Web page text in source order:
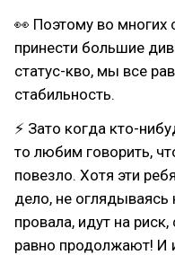
👀 Поэтому во многих
принести большие
статус-кво, мы все
стабильность.
⚡ Зато когда кто-
то любим говорить,
повезло. Хотя эти
дело, не оглядываясь
провала, идут на
равно продолжают! И